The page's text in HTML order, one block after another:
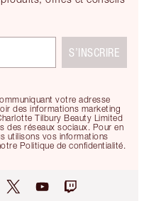
votre adresse
des informations marketing
Tilbury Beauty Limited
des réseaux sociaux. Pour en
utilisons vos informations
Politique de confidentialité.
S’INSCRIRE